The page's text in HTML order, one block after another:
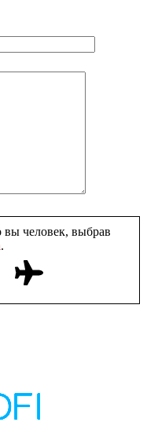
человек, выбрав
.